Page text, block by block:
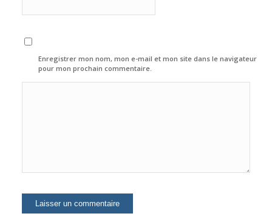
Enregistrer mon nom, mon e-mail et mon site dans le navigateur
pour mon prochain commentaire.